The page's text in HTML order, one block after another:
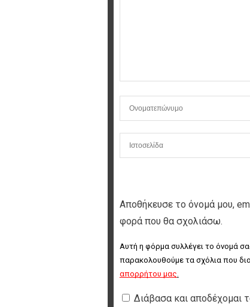
Αποθήκευσε το όνομά μου,
φορά που θα σχολιάσω.
Αυτή η φόρμα συλλέγει το όνομά
παρακολουθούμε τα σχόλια που
απορρήτου μας.
Διάβασα και αποδέχομαι